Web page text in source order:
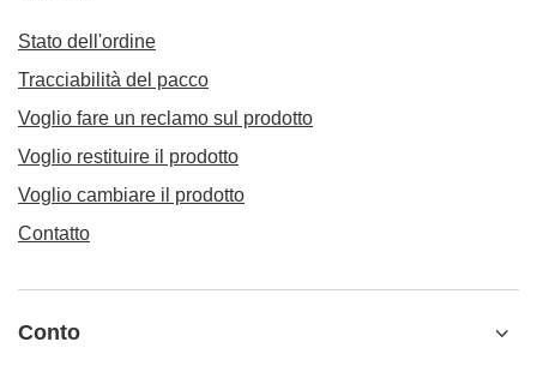
Stato dell'ordine
Tracciabilità del pacco
Voglio fare un reclamo sul prodotto
Voglio restituire il prodotto
Voglio cambiare il prodotto
Contatto
Conto